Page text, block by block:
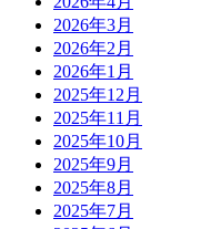
2026年3月
2026年2月
2026年1月
2025年12月
2025年11月
2025年10月
2025年9月
2025年8月
2025年7月